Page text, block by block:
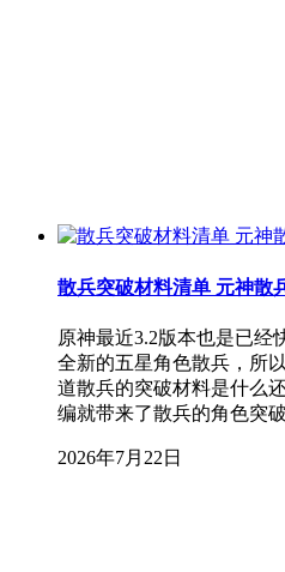
散兵突破材料清单 元神散
原神最近3.2版本也是已经
全新的五星角色散兵，所
道散兵的突破材料是什么
编就带来了散兵的角色突
2026年7月22日